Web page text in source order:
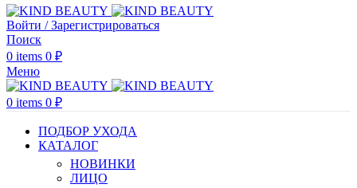
Войти / Зарегистрироваться
Поиск
0 items 0 ₽
Меню
0 items 0 ₽
ПОДБОР УХОДА
КАТАЛОГ
НОВИНКИ
ЛИЦО